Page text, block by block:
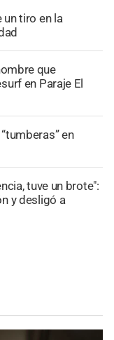
un tiro en la
que
en Paraje El
en
tuve un brote":
y desligó a